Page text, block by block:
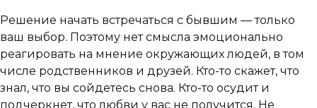
Решение начать встречаться с бывшим — только
ваш выбор. Поэтому нет смысла эмоционально
реагировать на мнение окружающих людей, в том
числе родственников и друзей. Кто-то скажет, что
знал, что вы сойдетесь снова. Кто-то осудит и
подчеркнет, что любви у вас не получится. Не